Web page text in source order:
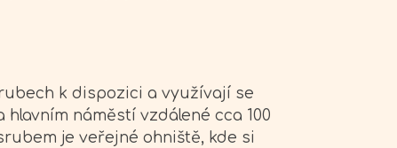
k dispozici a využívají se
hlavním náměstí vzdálené cca 100
je veřejné ohniště, kde si